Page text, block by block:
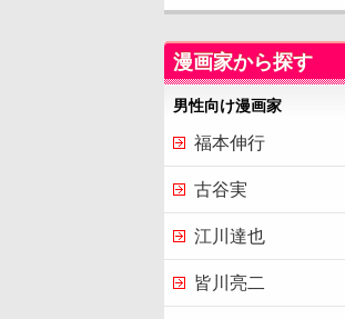
漫画家から探す
男性向け漫画家
福本伸行
古谷実
江川達也
皆川亮二